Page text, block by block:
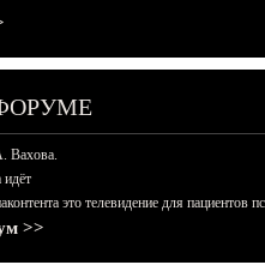
Вахова.
идёт
это телевидение для пациентов
>>